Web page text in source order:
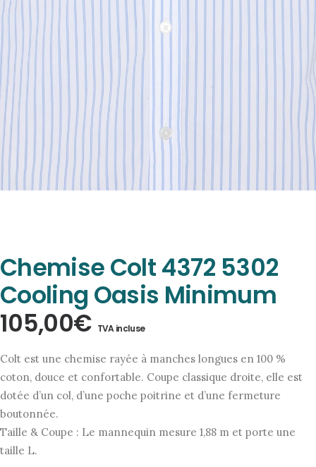
Chemise Colt 4372 5302
Cooling Oasis Minimum
105,00€ TVA incluse
Colt est une chemise rayée à manches longues en 100 %
coton, douce et confortable. Coupe classique droite, elle est
dotée d’un col, d’une poche poitrine et d’une fermeture
boutonnée.
Taille & Coupe : Le mannequin mesure 1,88 m et porte une
taille L.